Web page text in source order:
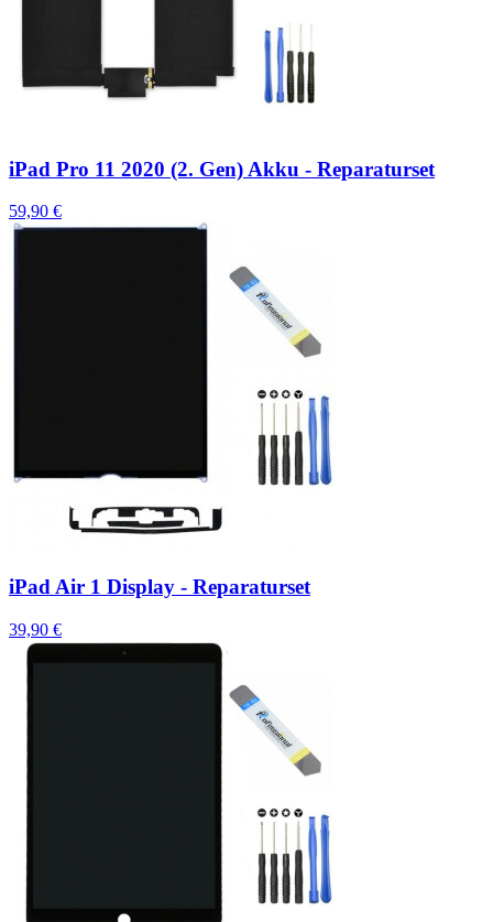
iPad Pro 11 2020 (2. Gen) Akku - Reparaturset
59,90 €
iPad Air 1 Display - Reparaturset
39,90 €